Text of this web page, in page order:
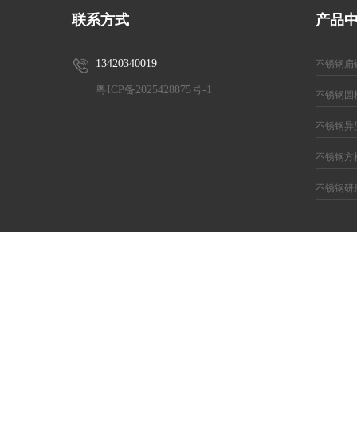
联系方式
13420340019
粤ICP备2025428875号-1
产品
不锈钢扁
不锈钢圆
不锈钢异
不锈钢方
不锈钢研